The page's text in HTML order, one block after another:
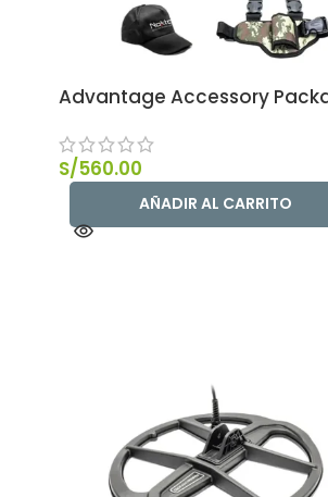
Advantage Accessory
S/560.00
AÑADIR AL CARRITO